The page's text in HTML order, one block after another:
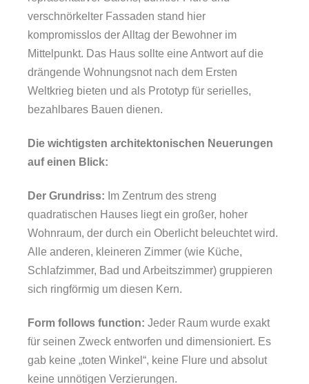
verschnörkelter Fassaden stand hier
kompromisslos der Alltag der Bewohner im
Mittelpunkt. Das Haus sollte eine Antwort auf die
drängende Wohnungsnot nach dem Ersten
Weltkrieg bieten und als Prototyp für serielles,
bezahlbares Bauen dienen.
Die wichtigsten architektonischen Neuerungen
auf einen Blick:
Der Grundriss: Im Zentrum des streng
quadratischen Hauses liegt ein großer, hoher
Wohnraum, der durch ein Oberlicht beleuchtet wird.
Alle anderen, kleineren Zimmer (wie Küche,
Schlafzimmer, Bad und Arbeitszimmer) gruppieren
sich ringförmig um diesen Kern.
Form follows function: Jeder Raum wurde exakt
für seinen Zweck entworfen und dimensioniert. Es
gab keine „toten Winkel“, keine Flure und absolut
keine unnötigen Verzierungen.